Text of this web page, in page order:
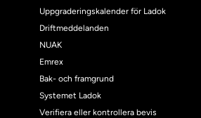
Uppgraderingskalender för Ladok
Driftmeddelanden
NUAK
Emrex
Bak- och framgrund
Systemet Ladok
Verifiera eller kontrollera bevis